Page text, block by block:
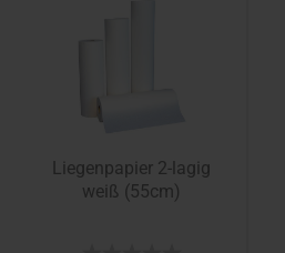
Liegenpapier 2-lagig
weiß (55cm)